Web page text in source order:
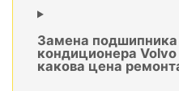
Замена
кондиционера
какова цена